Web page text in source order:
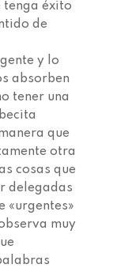
tenga éxito
de
y lo
absorben
tener una
que
otra
cosas que
delegadas
«urgentes»
muy